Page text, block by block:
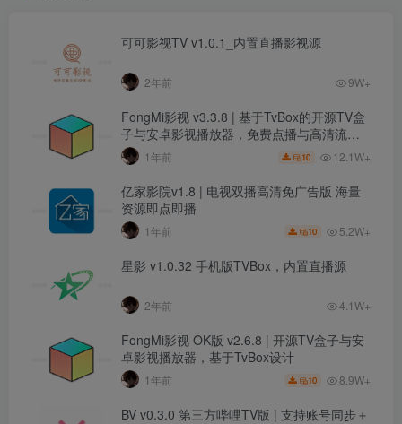
可可影视TV v1.0.1_内置直播影视源
2年前 9W+
FongMi影视 v3.3.8 | 基于TvBox的开源TV盒
子与安卓影视播放器，免费点播与高清流畅
体验 1年前 10 12.1W+
亿家影院v1.8 | 电视双播高清免广告版 海量
资源即点即播
1年前 10 5.2W+
星影 v1.0.32 手机版TVBox，内置直播源
2年前 4.1W+
FongMi影视 OK版 v2.6.8 | 开源TV盒子与安
卓影视播放器，基于TvBox设计
1年前 10 8.9W+
BV v0.3.0 第三方哔哩TV版 | 支持账号同步＋